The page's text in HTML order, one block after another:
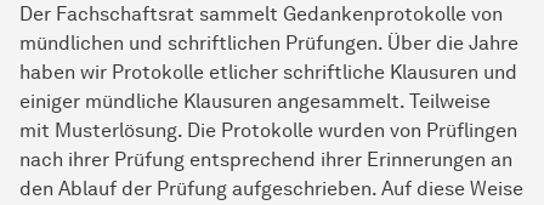
Der Fachschaftsrat sammelt Gedankenprotokolle von
mündlichen und schriftlichen Prüfungen. Über die Jahre
haben wir Protokolle etlicher schriftliche Klausuren und
einiger mündliche Klausuren angesammelt. Teilweise
mit Musterlösung. Die Protokolle wurden von Prüflingen
nach ihrer Prüfung entsprechend ihrer Erinnerungen an
den Ablauf der Prüfung aufgeschrieben. Auf diese Weise